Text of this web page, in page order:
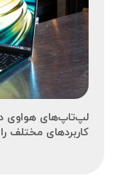
لپ‌تاپ‌های هواوی
کاربردهای مختلف